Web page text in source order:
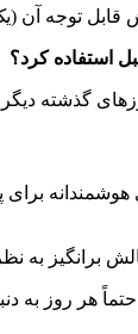
قابل توجه آن
استفاده کرد؟
گذشته دیگر
برای
به نظر
هر روز به